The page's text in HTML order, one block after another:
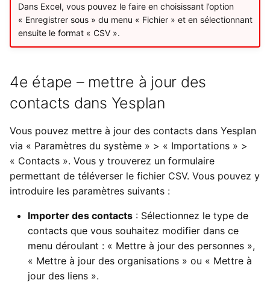
Dans Excel, vous pouvez le faire en choisissant l’option
« Enregistrer sous » du menu « Fichier » et en sélectionnant
ensuite le format « CSV ».
4e étape – mettre à jour des
contacts dans Yesplan
Vous pouvez mettre à jour des contacts dans Yesplan
via « Paramètres du système » > « Importations » >
« Contacts ». Vous y trouverez un formulaire
permettant de téléverser le fichier CSV. Vous pouvez y
introduire les paramètres suivants :
Importer des contacts : Sélectionnez le type de
contacts que vous souhaitez modifier dans ce
menu déroulant : « Mettre à jour des personnes »,
« Mettre à jour des organisations » ou « Mettre à
jour des liens ».